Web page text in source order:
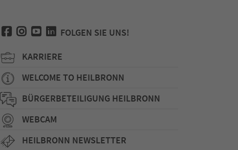
FOLGEN SIE UNS!
KARRIERE
WELCOME TO HEILBRONN
BÜRGERBETEILIGUNG HEILBRONN
WEBCAM
HEILBRONN NEWSLETTER